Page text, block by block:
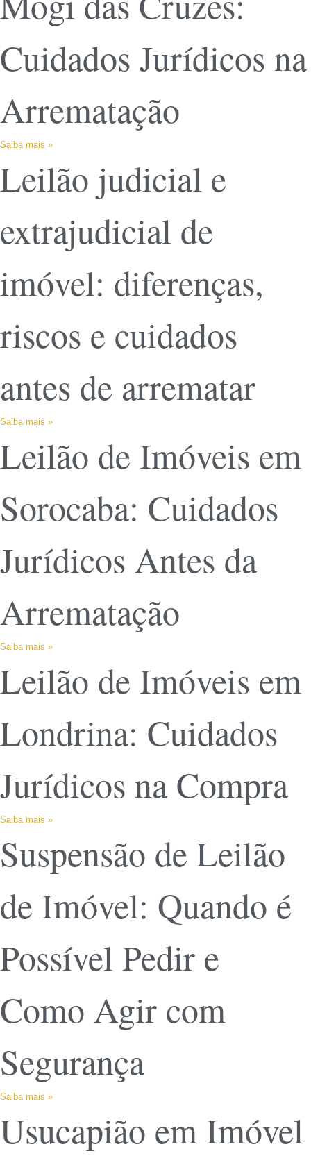
Cuidados Jurídicos na
Arrematação
Saiba mais »
Leilão judicial e
extrajudicial de
imóvel: diferenças,
riscos e cuidados
antes de arrematar
Saiba mais »
Leilão de Imóveis em
Sorocaba: Cuidados
Jurídicos Antes da
Arrematação
Saiba mais »
Leilão de Imóveis em
Londrina: Cuidados
Jurídicos na Compra
Saiba mais »
Suspensão de Leilão
de Imóvel: Quando é
Possível Pedir e
Como Agir com
Segurança
Saiba mais »
Usucapião em Imóvel